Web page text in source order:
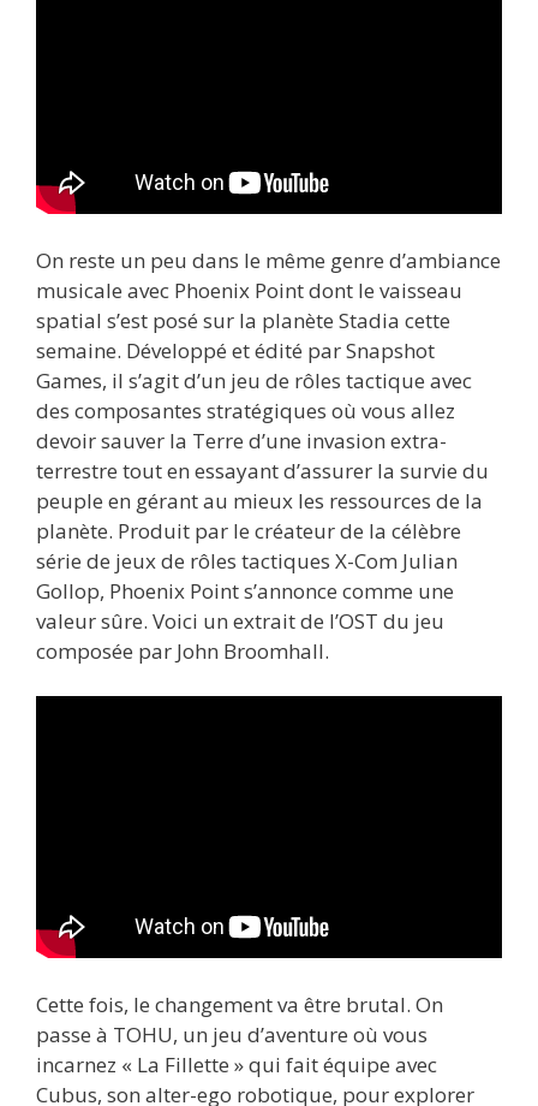
On reste un peu dans le même genre d’ambiance
musicale avec Phoenix Point dont le vaisseau
spatial s’est posé sur la planète Stadia cette
semaine. Développé et édité par Snapshot
Games, il s’agit d’un jeu de rôles tactique avec
des composantes stratégiques où vous allez
devoir sauver la Terre d’une invasion extra-
terrestre tout en essayant d’assurer la survie du
peuple en gérant au mieux les ressources de la
planète. Produit par le créateur de la célèbre
série de jeux de rôles tactiques X-Com Julian
Gollop, Phoenix Point s’annonce comme une
valeur sûre. Voici un extrait de l’OST du jeu
composée par John Broomhall.
Cette fois, le changement va être brutal. On
passe à TOHU, un jeu d’aventure où vous
incarnez « La Fillette » qui fait équipe avec
Cubus, son alter-ego robotique, pour explorer